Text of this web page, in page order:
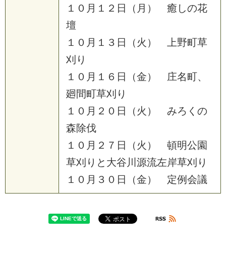
１ ０ 月 １ ２ 日 （ 月 ） 癒 しの花
壇
１ ０ 月 １ ３ 日 （ 火 ） 上野町草
刈 り
１ ０ 月 １ ６ 日 （金） 庄名町、
廻間町草刈 り
１ ０ 月 ２ ０ 日 （ 火 ） みろ く の
森除伐
１ ０ 月 ２ ７ 日 （ 火 ） 頓明公園
草刈 り と 大谷 川 源流左岸草刈 り
１ ０ 月 ３ ０ 日 （金） 定例会議